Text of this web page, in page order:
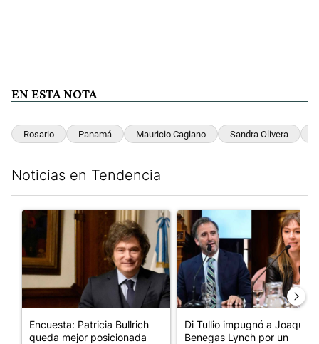
EN ESTA NOTA
Rosario Panamá Mauricio Cagiano Sandra Olivera
Noticias en Tendencia
Un artículo de tendencia con el título "Encuesta: Patricia
Encuesta: Patricia Bullrich
queda mejor posicionada
Un artículo de tendencia con
Di Tullio impugnó a Joaquín
Benegas Lynch por un